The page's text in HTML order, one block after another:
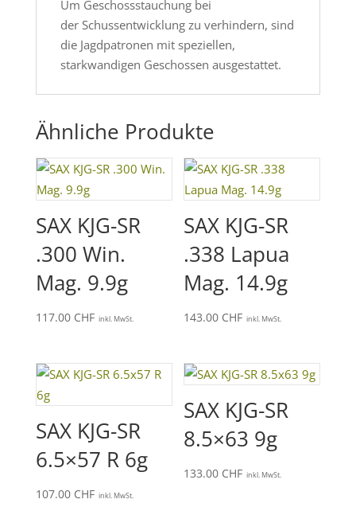
Um Geschossstauchung bei
der Schussentwicklung zu verhindern, sind
die Jagdpatronen mit speziellen,
starkwandigen Geschossen ausgestattet.
Ähnliche Produkte
SAX KJG-SR
.300 Win.
Mag. 9.9g
117.00 CHF inkl. MwSt.
SAX KJG-SR
.338 Lapua
Mag. 14.9g
143.00 CHF inkl. MwSt.
SAX KJG-SR
6.5×57 R 6g
107.00 CHF inkl. MwSt.
SAX KJG-SR
8.5×63 9g
133.00 CHF inkl. MwSt.